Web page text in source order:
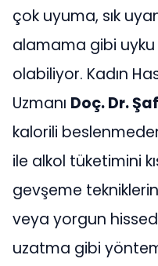
çok uyuma, sık
alamama gibi
olabiliyor. Kadın
Uzmanı Doç. Dr.
kalorili
ile alkol tüketimini
gevşeme
veya yorgun
uzatma gibi